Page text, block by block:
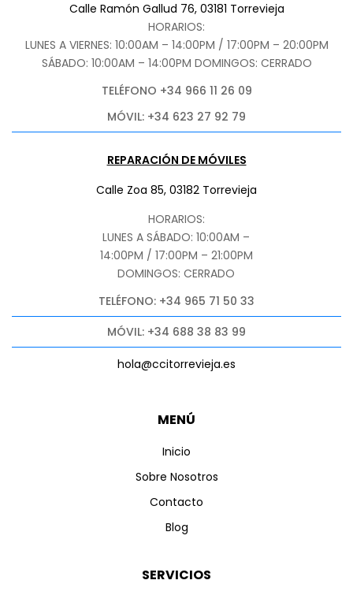
MENÚ
Inicio
Sobre Nosotros
Contacto
Blog
SERVICIOS
Calle Ramón Gallud 76, 03181 Torrevieja
HORARIOS:
LUNES A VIERNES: 10:00AM – 14:00PM / 17:00PM – 20:00PM
SÁBADO: 10:00AM – 14:00PM DOMINGOS: CERRADO
TELÉFONO +34 966 11 26 09
MÓVIL: +34 623 27 92 79
REPARACIÓN DE MÓVILES
Calle Zoa 85, 03182 Torrevieja
HORARIOS:
LUNES A SÁBADO: 10:00AM –
14:00PM / 17:00PM – 21:00PM
DOMINGOS: CERRADO
TELÉFONO: +34 965 71 50 33
MÓVIL: +34 688 38 83 99
hola@ccitorrevieja.es